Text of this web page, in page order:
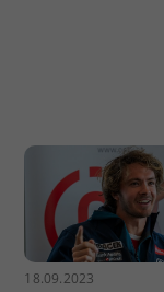
18.09.2023